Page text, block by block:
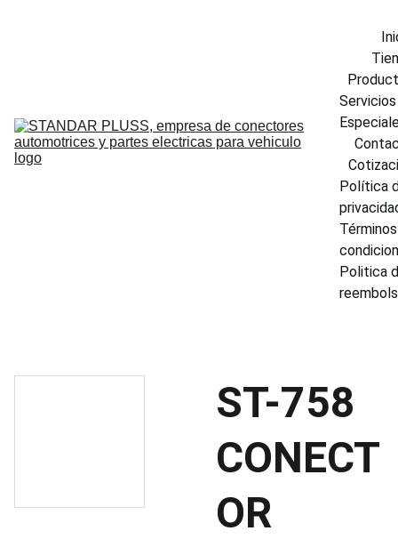
Servicios
Política
Politica
ST-758
CONECT
OR